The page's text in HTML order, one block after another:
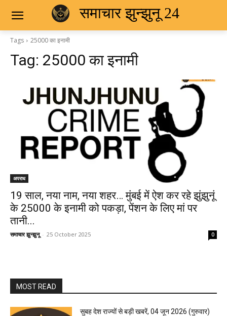
समाचार झुन्झुनू 24
Tags 25000 का इनामी
Tag: 25000 का इनामी
अपराध
19 साल, नया नाम, नया शहर… मुंबई में ऐश कर रहे झुंझुनूं
के 25000 के इनामी को पकड़ा, पेंशन के लिए मां पर
तानी...
समाचार झुन्झुनू - 25 October 2025 0
MOST READ
सुबह देश राज्यों से बड़ी खबरें, 04 जून 2026 (गुरुवार)